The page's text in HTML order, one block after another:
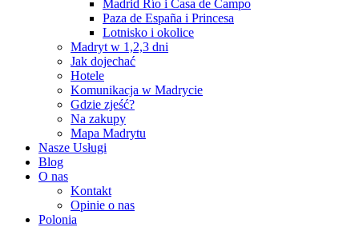
Madrid Río i Casa de Campo
Paza de España i Princesa
Lotnisko i okolice
Madryt w 1,2,3 dni
Jak dojechać
Hotele
Komunikacja w Madrycie
Gdzie zjeść?
Na zakupy
Mapa Madrytu
Nasze Usługi
Blog
O nas
Kontakt
Opinie o nas
Polonia